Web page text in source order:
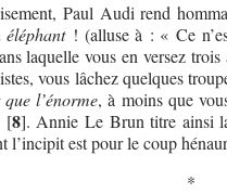
Paul Audi rend
éléphant! (alluse à : « Ce
laquelle vous en versez
vous lâchez quelques
l’énorme, à moins que
[8]. Annie Le Brun titre ainsi
l’incipit est pour le coup
*